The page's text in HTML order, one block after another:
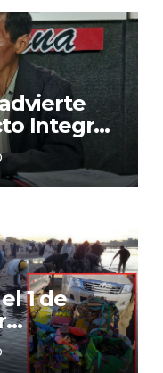
Integral
para
1 de
y
la